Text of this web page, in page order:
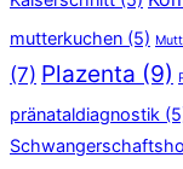
mutterkuchen (5)
(7) Plazenta (9)
pränataldiagnostik